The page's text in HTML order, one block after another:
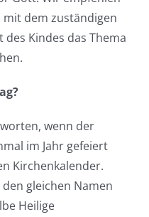
dem zuständigen
Kindes das Thema
wenn der
im Jahr gefeiert
Kirchenkalender.
gleichen Namen
Heilige